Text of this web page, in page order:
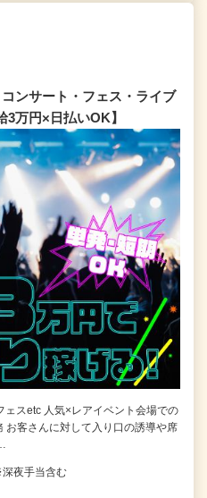
ンサート・フェス・ライブ
万円×日払いOK】
ェスetc 人気×レアイベント会場での
お客さんに対して入り口の誘導や席
夜手当含む